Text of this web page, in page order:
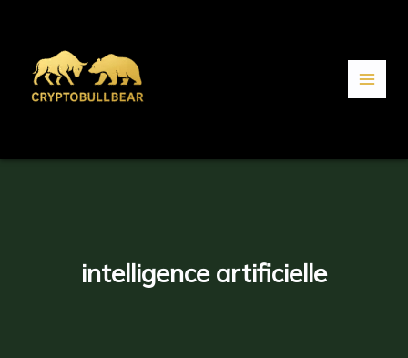
intelligence artificielle